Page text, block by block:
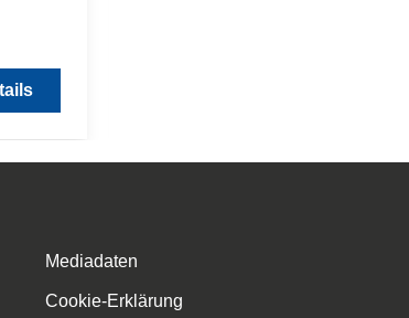
Mediadaten
Cookie-Erklärung